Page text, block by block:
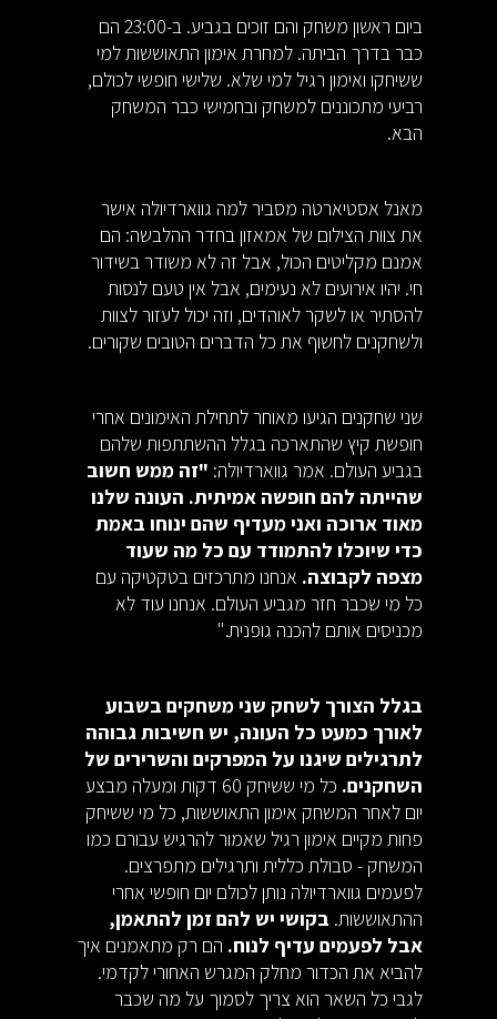
ביום ראשון משחק והם זוכים בגביע. ב-23:00 הם
כבר בדרך הביתה. למחרת אימון התאוששות למי
ששיחקו ואימון רגיל למי שלא. שלישי חופשי לכולם,
רביעי מתכוננים למשחק ובחמישי כבר המשחק
הבא.
מאנל אסטיארטה מסביר למה גווארדיולה אישר
את צוות הצילום של אמאזון בחדר ההלבשה: הם
אמנם מקליטים הכול, אבל זה לא משודר בשידור
חי. יהיו אירועים לא נעימים, אבל אין טעם לנסות
להסתיר או לשקר לאוהדים, וזה יכול לעזור לצוות
ולשחקנים לחשוף את כל הדברים הטובים שקורים.
שני שחקנים הגיעו מאוחר לתחילת האימונים אחרי
חופשת קיץ שהתארכה בגלל ההשתתפות שלהם
בגביע העולם. אמר גווארדיולה: "זה ממש חשוב
שהייתה להם חופשה אמיתית. העונה שלנו
מאוד ארוכה ואני מעדיף שהם ינוחו באמת
כדי שיוכלו להתמודד עם כל מה שעוד
מצפה לקבוצה. אנחנו מתרכזים בטקטיקה עם
כל מי שכבר חזר מגביע העולם. אנחנו עוד לא
מכניסים אותם להכנה גופנית."
בגלל הצורך לשחק שני משחקים בשבוע
לאורך כמעט כל העונה, יש חשיבות גבוהה
לתרגילים שיגנו על המפרקים והשרירים של
השחקנים.
כל מי ששיחק 60 דקות ומעלה מבצע
יום לאחר המשחק אימון התאוששות, כל מי ששיחק
פחות מקיים אימון רגיל שאמור להרגיש עבורם כמו
המשחק - סבולת כללית ותרגילים מתפרצים.
לפעמים גווארדיולה נותן לכולם יום חופשי אחרי
ההתאוששות. בקושי יש להם זמן להתאמן,
אבל לפעמים עדיף לנוח. הם רק מתאמנים איך
להביא את הכדור מחלק המגרש האחורי לקדמי.
לגבי כל השאר הוא צריך לסמוך על מה שכבר